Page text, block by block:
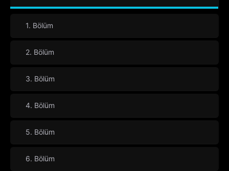
1. Bölüm
2. Bölüm
3. Bölüm
4. Bölüm
5. Bölüm
6. Bölüm